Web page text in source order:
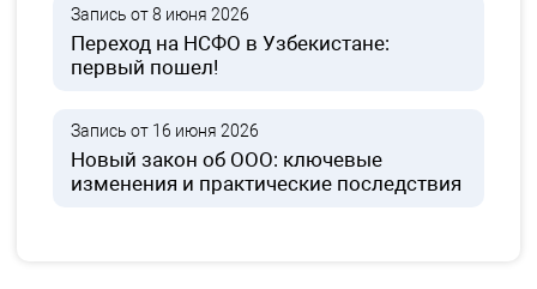
Запись от 8 июня 2026
Переход на НСФО в Узбекистане:
первый пошел!
Запись от 16 июня 2026
Новый закон об ООО: ключевые
изменения и практические последствия